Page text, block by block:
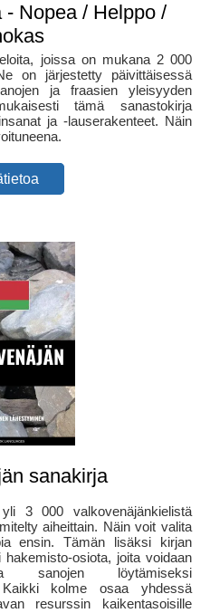
- Nopea / Helppo /
joissa on mukana 2 000
on järjestetty päivittäisessä
ja fraasien yleisyyden
tämä sanastokirja
ja -lauserakenteet. Näin
sanakirja
3 000 valkovenäjänkielistä
aiheittain. Näin voit valita
ensin. Tämän lisäksi kirjan
osiota, joita voidaan
sanojen löytämiseksi
Kaikki kolme osaa yhdessä
resurssin kaikentasoisille